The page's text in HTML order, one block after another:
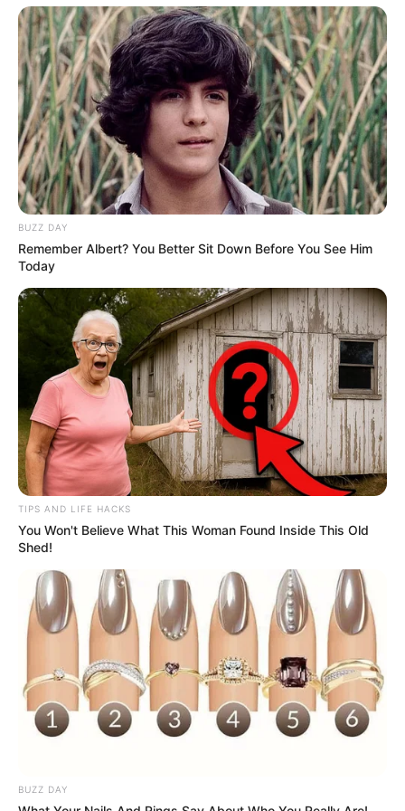
OST (Original Soundtrack)
–
Trailer
TAGS DANYANG: MAHAR TUKAR NYAWA FILM INDONESIA
BUZZ DAY
Remember Albert? You Better Sit Down Before You See Him
Today
TIPS AND LIFE HACKS
You Won't Believe What This Woman Found Inside This Old
Shed!
BUZZ DAY